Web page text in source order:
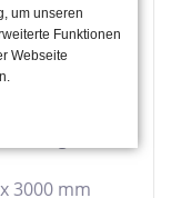
dadurch
wegen
Abführung
3000 mm
um unseren
Funktionen
Webseite